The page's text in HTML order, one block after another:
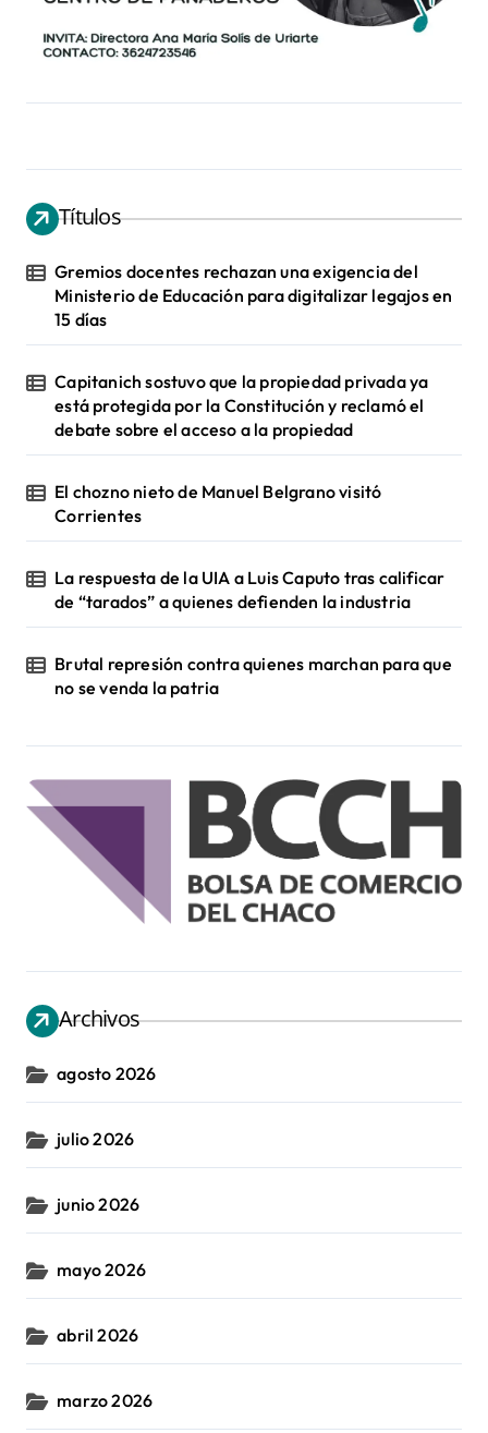
Títulos
Gremios docentes rechazan una exigencia del
Ministerio de Educación para digitalizar legajos en
15 días
Capitanich sostuvo que la propiedad privada ya
está protegida por la Constitución y reclamó el
debate sobre el acceso a la propiedad
El chozno nieto de Manuel Belgrano visitó
Corrientes
La respuesta de la UIA a Luis Caputo tras calificar
de “tarados” a quienes defienden la industria
Brutal represión contra quienes marchan para que
no se venda la patria
Archivos
agosto 2026
julio 2026
junio 2026
mayo 2026
abril 2026
marzo 2026